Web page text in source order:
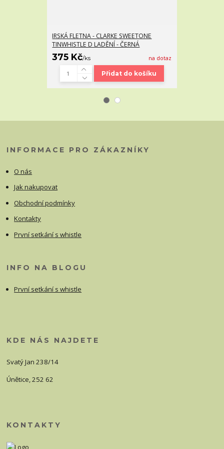
IRSKÁ FLETNA - CLARKE SWEETONE
TINWHISTLE D LADĚNÍ - ČERNÁ
375 Kč/ks na dotaz
Přidat do košíku
INFORMACE PRO ZÁKAZNÍKY
O nás
Jak nakupovat
Obchodní podmínky
Kontakty
První setkání s whistle
INFO NA BLOGU
První setkání s whistle
KDE NÁS NAJDETE
Svatý Jan 238/14
Únětice, 252 62
KONTAKTY